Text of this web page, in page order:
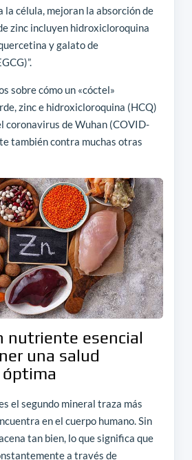
célula, mejoran la absorción de
zinc incluyen hidroxicloroquina
y galato de
sobre cómo un «cóctel»
zinc e hidroxicloroquina (HCQ)
coronavirus de Wuhan (COVID-
también contra muchas otras
nutriente esencial
una salud
el segundo mineral traza más
en el cuerpo humano. Sin
tan bien, lo que significa que
a través de